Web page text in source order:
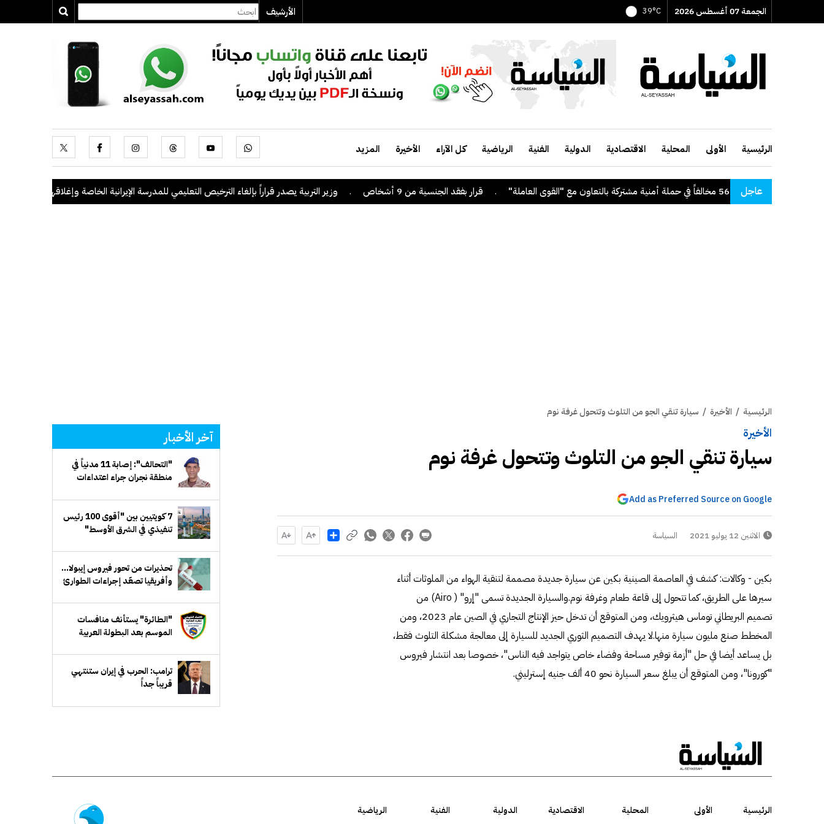
الجمعة 07 أغسطس 2026 39°C الأرشيف
الرئيسية الأولى المحلية الاقتصادية الدولية الفنية الرياضية كل الآراء الأخيرة المزيد
عاجل
"الداخلية": ضبط 56 مخالفاً في حملة أمنية مشتركة بالتعاون مع "القوى العاملة" . قرار بفقد الجنسية من 9 أشخاص . وزير التربية يصدر قراراً بإلغاء الترخيص التعليمي للمدرسة الإيرانية الخاصة وإغلاقها .
الرئيسية / الأخيرة / سيارة تنقي الجو من التلوث وتتحول غرفة نوم
الأخيرة
سيارة تنقي الجو من التلوث وتتحول غرفة نوم
Add as Preferred Source on Google
الاثنين 12 يوليو 2021 السياسة Share
بكين - وكالات: كشف في العاصمة الصينية بكين عن سيارة جديدة مصممة لتنقية الهواء من الملوثات أثناء
سيرها على الطريق، كما تتحول إلى قاعة طعام وغرفة نوم.والسيارة الجديدة تسمى "إرو" ( Airo) من
تصميم البريطاني توماس هيثرويك، ومن المتوقع أن تدخل حيز الإنتاج التجاري في الصين عام 2023، ومن
المخطط صنع مليون سيارة منها.لا يهدف التصميم الثوري الجديد للسيارة إلى معالجة مشكلة التلوث فقط،
بل يساعد أيضا في حل "أزمة توفير مساحة وفضاء خاص يتواجد فيه الناس"، خصوصا بعد انتشار فيروس
"كورونا"، ومن المتوقع أن يبلغ سعر السيارة نحو 40 ألف جنيه إسترليني.
آخر الأخبار
"التحالف": إصابة 11 مدنياً في
منطقة نجران جراء اعتداءات
7 كويتيين بين "أقوى 100 رئيس
تنفيذي في الشرق الأوسط"
تحذيرات من تحور فيروس إيبولا...
وأفريقيا تصعّد إجراءات الطوارئ
"الطائرة" يستأنف منافسات
الموسم بعد البطولة العربية
ترامب: الحرب في إيران ستنتهي
قريباً جداً
الرئيسية الأولى المحلية الاقتصادية الدولية الفنية
الرياضية